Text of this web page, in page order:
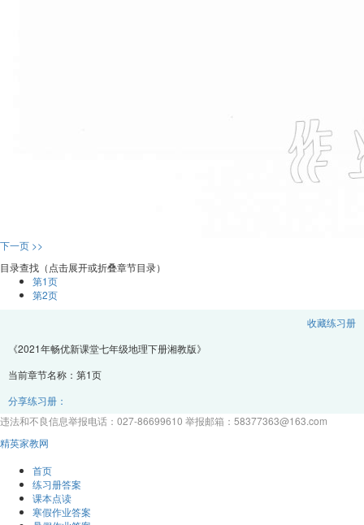
下一页 >>
目录查找（点击展开或折叠章节目录）
第1页
第2页
收藏练习册
《2021年畅优新课堂七年级地理下册湘教版》
当前章节名称：第1页
分享练习册：
违法和不良信息举报电话：027-86699610 举报邮箱：58377363@163.com
精英家教网
首页
练习册答案
课本点读
寒假作业答案